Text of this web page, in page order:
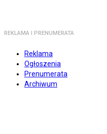
REKLAMA I PRENUMERATA
Reklama
Ogłoszenia
Prenumerata
Archiwum